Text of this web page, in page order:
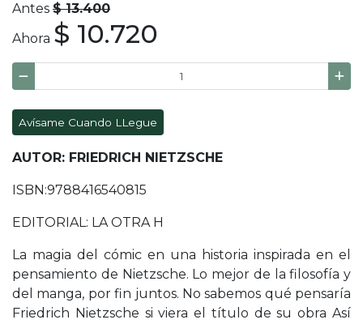
Antes $ 13.400
Ahora $ 10.720
Avísame Cuando LLegue
AUTOR: FRIEDRICH NIETZSCHE
ISBN:9788416540815
EDITORIAL: LA OTRA H
La magia del cómic en una historia inspirada en el
pensamiento de Nietzsche. Lo mejor de la filosofía y
del manga, por fin juntos. No sabemos qué pensaría
Friedrich Nietzsche si viera el título de su obra Así